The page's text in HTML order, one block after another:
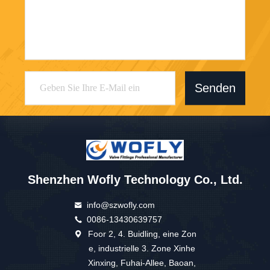
Senden
Shenzhen Wofly Technology Co., Ltd.
info@szwofly.com
0086-13430639757
Foor 2, 4. Buidling, eine Zon
e, industrielle 3. Zone Xinhe
Xinxing, Fuhai-Allee, Baoan,